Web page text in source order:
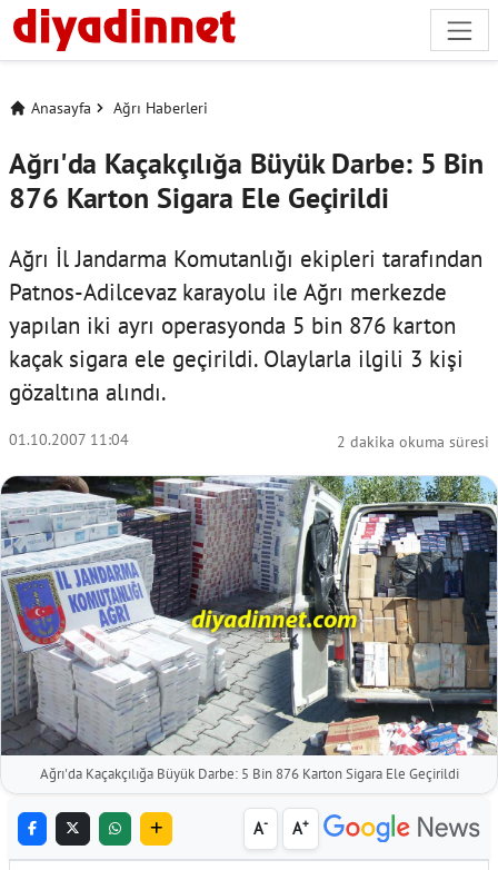
Anasayfa Ağrı Haberleri
Ağrı'da Kaçakçılığa Büyük Darbe: 5 Bin
876 Karton Sigara Ele Geçirildi
Ağrı İl Jandarma Komutanlığı ekipleri tarafından
Patnos-Adilcevaz karayolu ile Ağrı merkezde
yapılan iki ayrı operasyonda 5 bin 876 karton
kaçak sigara ele geçirildi. Olaylarla ilgili 3 kişi
gözaltına alındı.
01.10.2007 11:04 2 dakika okuma süresi
Ağrı'da Kaçakçılığa Büyük Darbe: 5 Bin 876 Karton Sigara Ele Geçirildi
A- A+